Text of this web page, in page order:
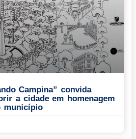
Campina” convida
a cidade em homenagem
município